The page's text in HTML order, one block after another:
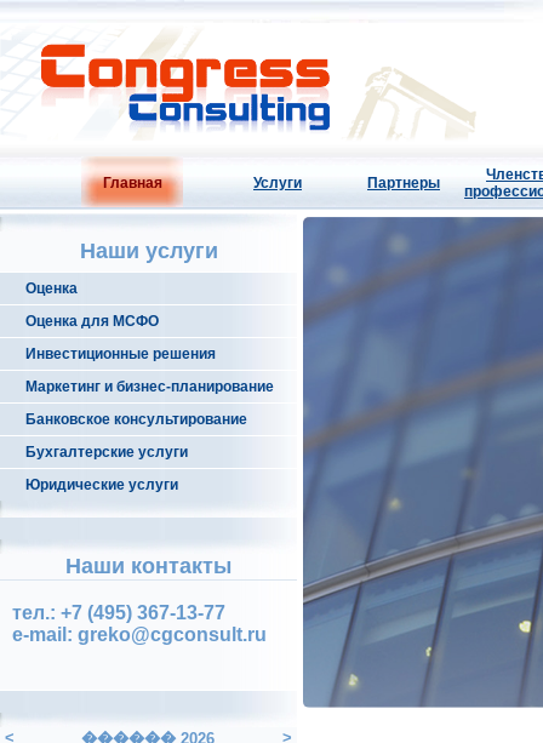
Главная Услуги Партнеры
Наши услуги
Оценка
Оценка для МСФО
Инвестиционные решения
Маркетинг и бизнес-планирование
Банковское консультирование
Бухгалтерские услуги
Юридические услуги
Наши контакты
тел.: +7 (495) 367-13-77
e-mail: greko@cgconsult.ru